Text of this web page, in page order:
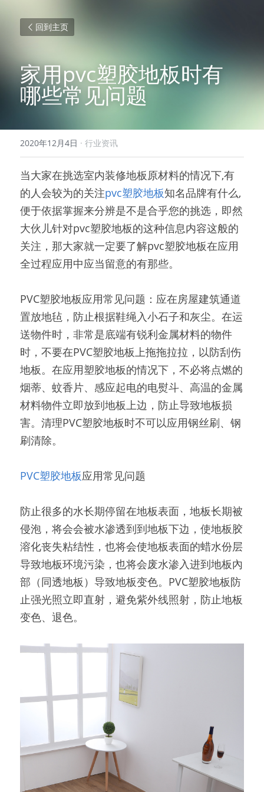
回到主页
家用pvc塑胶地板时有
哪些常见问题
2020年12月4日 · 行业资讯
当大家在挑选室内装修地板原材料的情况下,有
的人会较为的关注pvc塑胶地板知名品牌有什么,
便于依据掌握来分辨是不是合乎您的挑选，即然
大伙儿针对pvc塑胶地板的这种信息内容这般的
关注，那大家就一定要了解pvc塑胶地板在应用
全过程应用中应当留意的有那些。
PVC塑胶地板应用常见问题：应在房屋建筑通道
置放地毡，防止根据鞋绳入小石子和灰尘。在运
送物件时，非常是底端有锐利金属材料的物件
时，不要在PVC塑胶地板上拖拖拉拉，以防刮伤
地板。在应用塑胶地板的情况下，不必将点燃的
烟蒂、蚊香片、感应起电的电熨斗、高温的金属
材料物件立即放到地板上边，防止导致地板损
害。清理PVC塑胶地板时不可以应用钢丝刷、钢
刷清除。
PVC塑胶地板应用常见问题
防止很多的水长期停留在地板表面，地板长期被
侵泡，将会会被水渗透到到地板下边，使地板胶
溶化丧失粘结性，也将会使地板表面的蜡水份层
导致地板环境污染，也将会废水渗入进到地板內
部（同透地板）导致地板变色。PVC塑胶地板防
止强光照立即直射，避免紫外线照射，防止地板
变色、退色。